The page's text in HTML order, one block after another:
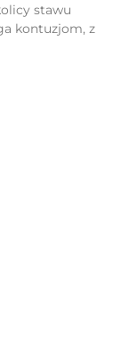
stawu
kontuzjom, z